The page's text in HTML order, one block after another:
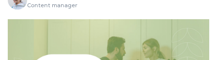
Content manager